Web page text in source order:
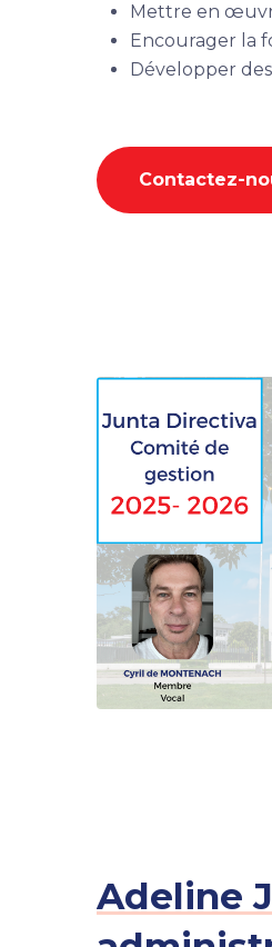
Mettre en
Encourager la
Développer
Contactez-
Adeline